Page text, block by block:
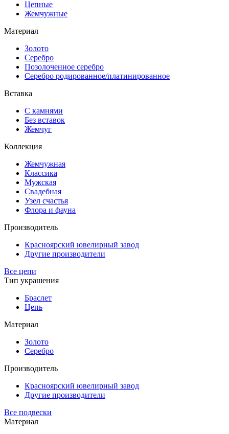
Цепные
Жемчужные
Материал
Золото
Серебро
Позолоченное серебро
Серебро родированное/платинированное
Вставка
С камнями
Без вставок
Жемчуг
Коллекция
Жемчужная
Классика
Мужская
Свадебная
Узел счастья
Флора и фауна
Производитель
Красноярский ювелирный завод
Другие производители
Все цепи
Тип украшения
Браслет
Цепь
Материал
Золото
Серебро
Производитель
Красноярский ювелирный завод
Другие производители
Все подвески
Материал